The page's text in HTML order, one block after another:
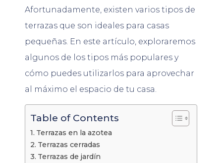
Afortunadamente, existen varios tipos de
terrazas que son ideales para casas
pequeñas. En este artículo, exploraremos
algunos de los tipos más populares y
cómo puedes utilizarlos para aprovechar
al máximo el espacio de tu casa.
Table of Contents
Terrazas en la azotea
Terrazas cerradas
Terrazas de jardín